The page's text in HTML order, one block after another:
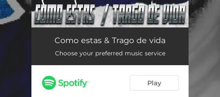
Como estas & Trago de vida 04:25
Como estas & Trago de vida
Choose your preferred music service
Play